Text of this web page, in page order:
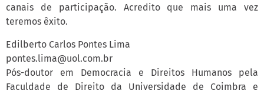
canais de participação. Acredito que mais uma vez
teremos êxito.
Edilberto Carlos Pontes Lima
pontes.lima@uol.com.br
Pós-doutor em Democracia e Direitos Humanos pela
Faculdade de Direito da Universidade de Coimbra e